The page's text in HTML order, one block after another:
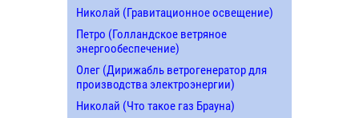
Николай (Гравитационное освещение)
Петро (Голландское ветряное
энергообеспечение)
Олег (Дирижабль ветрогенератор для
производства электроэнергии)
Николай (Что такое газ Брауна)